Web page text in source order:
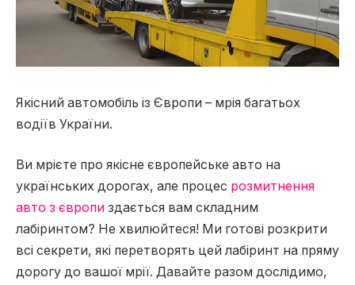
Якісний автомобіль із Європи – мрія багатьох
водіїв України.
Ви мрієте про якісне європейське авто на
українських дорогах, але процес розмитнення
авто з європи здається вам складним
лабіринтом? Не хвилюйтеся! Ми готові розкрити
всі секрети, які перетворять цей лабіринт на пряму
дорогу до вашої мрії. Давайте разом дослідимо,